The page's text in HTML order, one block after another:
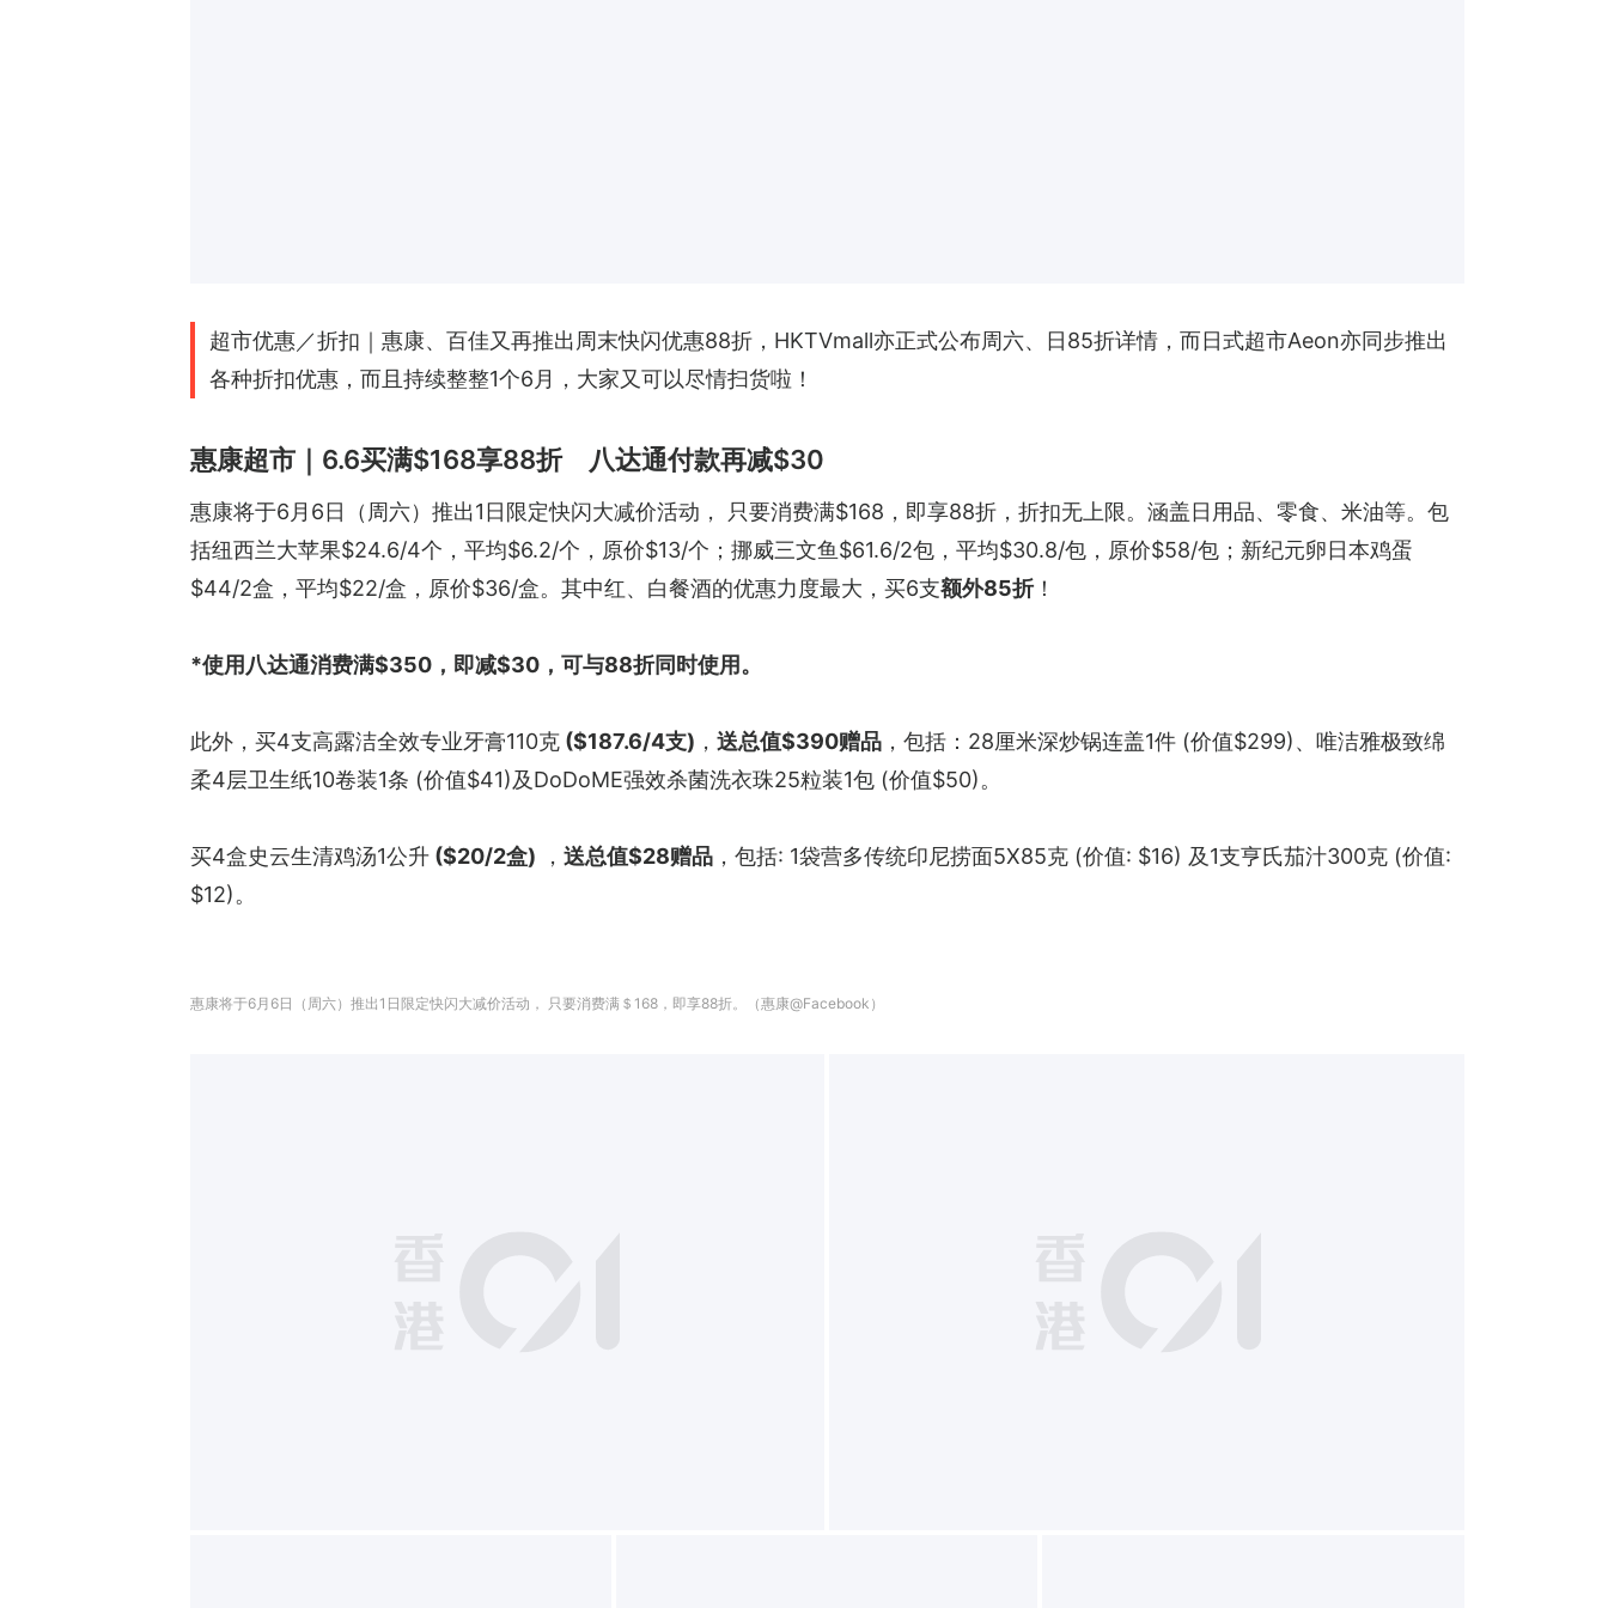
超市优惠／折扣｜惠康、百佳又再推出周末快闪优惠88折，HKTVmall亦正式公布周六、日85折详情，而日式超市Aeon亦同步推出
各种折扣优惠，而且持续整整1个6月，大家又可以尽情扫货啦！
惠康超市｜6.6买满$168享88折 八达通付款再减$30
惠康将于6月6日（周六）推出1日限定快闪大减价活动， 只要消费满$168，即享88折，折扣无上限。涵盖日用品、零食、米油等。包
括纽西兰大苹果$24.6/4个，平均$6.2/个，原价$13/个；挪威三文鱼$61.6/2包，平均$30.8/包，原价$58/包；新纪元卵日本鸡蛋
$44/2盒，平均$22/盒，原价$36/盒。其中红、白餐酒的优惠力度最大，买6支额外85折！
*使用八达通消费满$350，即减$30，可与88折同时使用。
此外，买4支高露洁全效专业牙膏110克 ($187.6/4支) ， 送总值$390赠品，包括：28厘米深炒锅连盖1件 (价值$299)、唯洁雅极致绵
柔4层卫生纸10卷装1条 (价值$41)及DoDoME强效杀菌洗衣珠25粒装1包 (价值$50)。
买4盒史云生清鸡汤1公升 ($20/2盒) ， 送总值$28赠品，包括: 1袋营多传统印尼捞面5X85克 (价值: $16) 及1支亨氏茄汁300克 (价值:
$12)。
惠康将于6月6日（周六）推出1日限定快闪大减价活动， 只要消费满＄168，即享88折。（惠康@Facebook）